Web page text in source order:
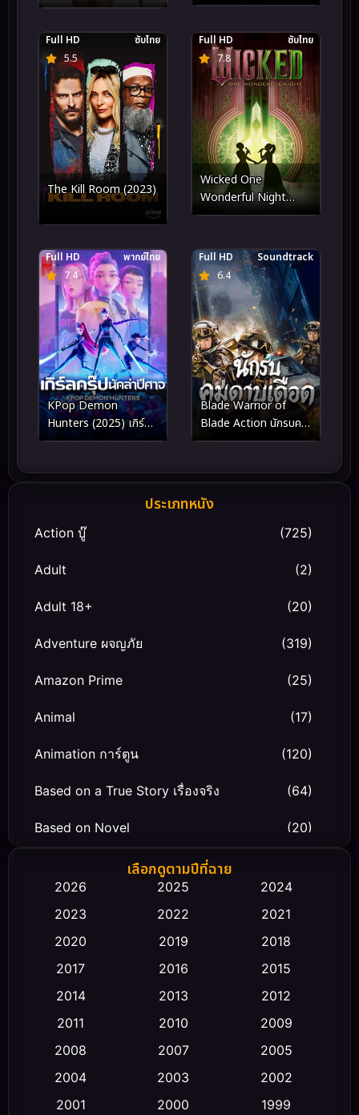
5.5
Full HD ซับไทย
The Kill Room (2023)
7.8
Full HD ซับไทย
Wicked One
Wonderful Night
(2025)
7.4
Full HD พากย์ไทย
KPop Demon
Hunters (2025) เกิร์ล
กรุ๊ปนักล่าปีศาจ
6.4
Full HD Soundtrack
Blade Warrior of
Blade Action นักรบคม
ดาบเดือด (2026)
ประเภทหนัง
Action บู๊ (725)
Adult (2)
Adult 18+ (20)
Adventure ผจญภัย (319)
Amazon Prime (25)
Animal (17)
Animation การ์ตูน (120)
Based on a True Story เรื่องจริง (64)
Based on Novel (20)
Biography ชีวิตจริง
Classic หนังคลาสสิก (23)
Comedy ตลก (470)
Conspiracy
Crime อาชญากรรม (352)
เลือกดูตามปีที่ฉาย
2026 2025
2024
2023
2022
2021
2020
2019
2018
2017
2016
2015
2014
2013
2012
2011
2010
2009
2008
2007
2005
2004
2003
2002
2001
2000
1999